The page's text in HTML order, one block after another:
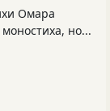
Омара
но...